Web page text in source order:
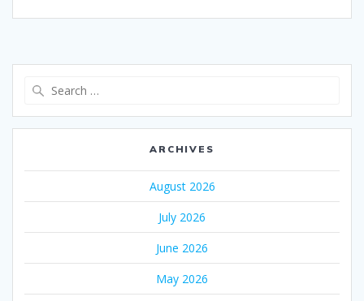
ARCHIVES
August 2026
July 2026
June 2026
May 2026